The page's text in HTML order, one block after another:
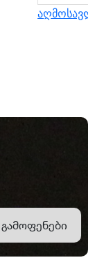
გამოფენები